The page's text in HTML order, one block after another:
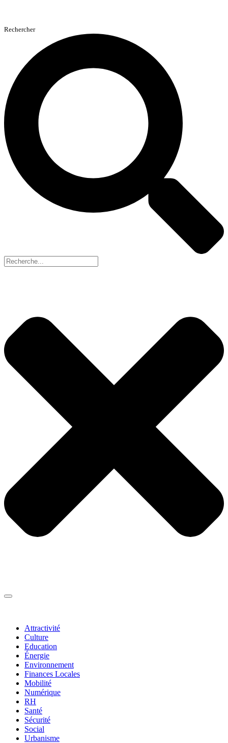
Rechercher
Attractivité
Culture
Education
Énergie
Environnement
Finances Locales
Mobilité
Numérique
RH
Santé
Sécurité
Social
Urbanisme